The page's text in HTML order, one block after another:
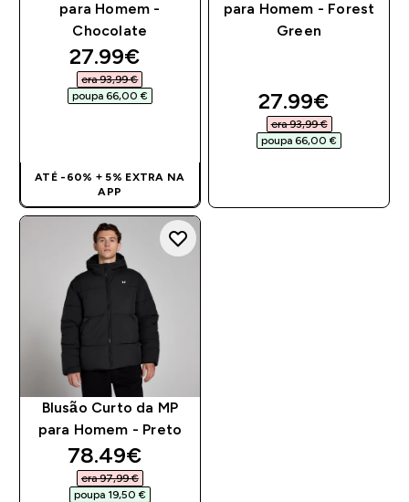
para Homem -
Chocolate
discounted price
27.99€‎
era 93,99 €‎
poupa 66,00 €‎
ATÉ -60% + 5% EXTRA NA
APP
para Homem - Forest
Green
discounted
27.99€‎
era 93,99 €‎
poupa 66,00 €‎
Blusão Curto da MP
para Homem - Preto
discounted price
78.49€‎
era 97,99 €‎
poupa 19,50 €‎